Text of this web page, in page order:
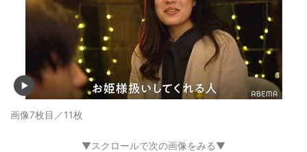
画像7枚目／11枚
▼スクロールで次の画像をみる▼